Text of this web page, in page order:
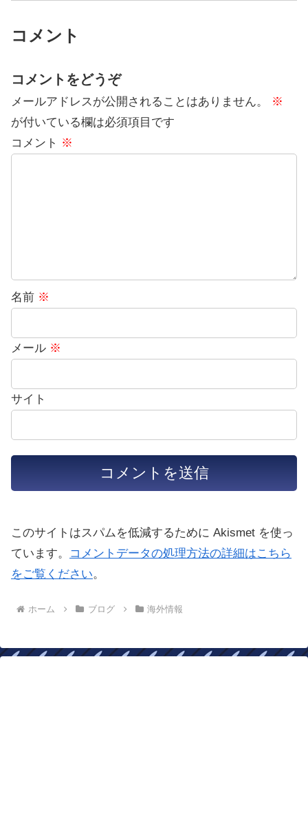
コメント
コメントをどうぞ
メールアドレスが公開されることはありません。
※
が付いている欄は必須項目です
コメント ※
名前 ※
メール ※
サイト
このサイトはスパムを低減するために Akismet を使っ
ています。
コメントデータの処理方法の詳細はこちら
をご覧ください。
ホーム ブログ 海外情報